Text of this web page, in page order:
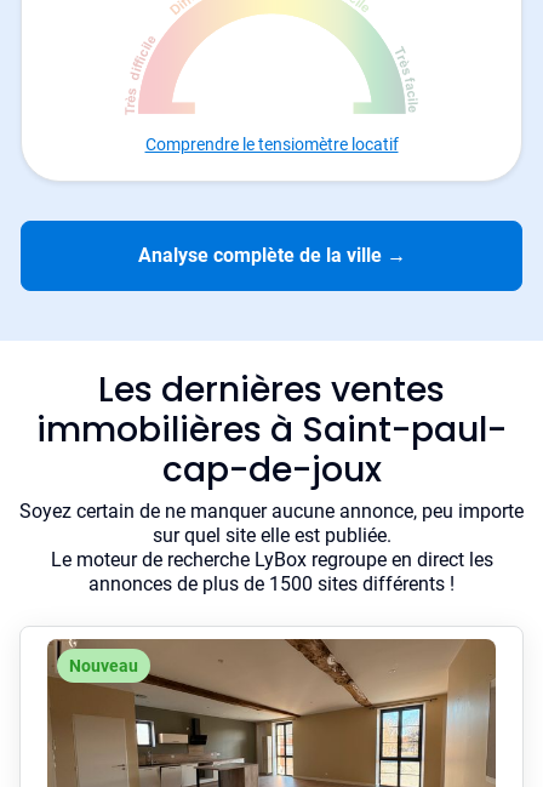
Comprendre le tensiomètre locatif
Analyse complète de la ville →
Les dernières ventes
immobilières à Saint-paul-
cap-de-joux
Soyez certain de ne manquer aucune annonce, peu importe
sur quel site elle est publiée.
Le moteur de recherche LyBox regroupe en direct les
annonces de plus de 1500 sites différents !
Nouveau